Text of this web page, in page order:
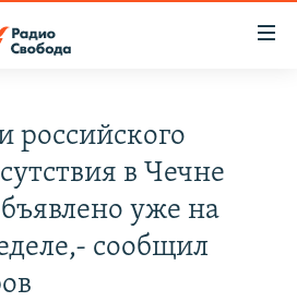
российского
в Чечне
уже на
сообщил